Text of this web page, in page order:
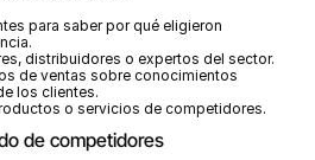
para saber por qué eligieron
distribuidores o expertos del sector.
de ventas sobre conocimientos
los clientes.
o servicios de competidores.
de competidores